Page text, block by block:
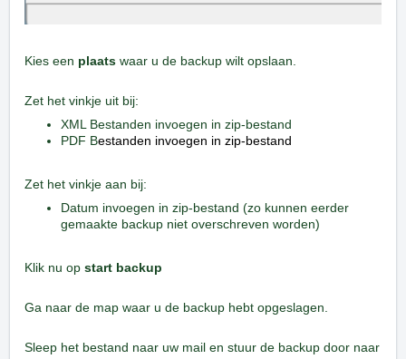
Kies een plaats waar u de backup wilt opslaan.
Zet het vinkje uit bij:
XML Bestanden invoegen in zip-bestand
PDF Bestanden invoegen in zip-bestand
Zet het vinkje aan bij:
Datum invoegen in zip-bestand (zo kunnen eerder
gemaakte backup niet overschreven worden)
Klik nu op start backup
Ga naar de map waar u de backup hebt opgeslagen.
Sleep het bestand naar uw mail en stuur de backup door naar